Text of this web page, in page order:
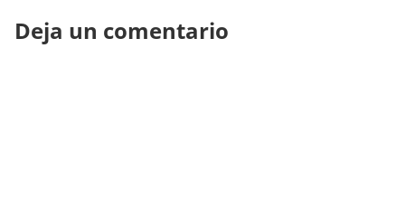
Deja un comentario